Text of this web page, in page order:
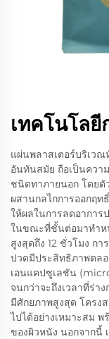
เทคโนโล
แผ่นพลาสเตอร์บริเวณ
อันทันสมัย ถือเป็นควา
ชนิดทาภายนอก โดยตั
ผสานกลไกการออกฤ
ให้ผลในการลดอาการ
ในขณะที่ชั้นต่อมาทำห
สูงสุดถึง 12 ชั่วโมง ก
ปวดมีประสิทธิภาพตล
เอนแคปซูเลชัน
จนกว่าจะถึงเวลาที่ร่า
มีศักยภาพสูงสุด โครง
ไปได้อย่างเหมาะสม
ของผิวหนัง นอกจากนี้